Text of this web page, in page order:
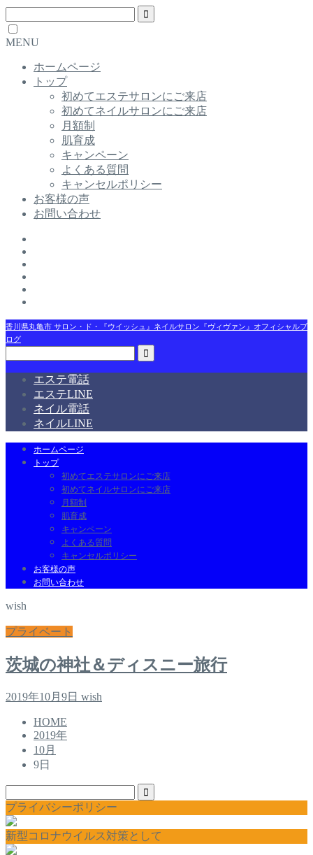
MENU
ホームページ
トップ
初めてエステサロンにご来店
初めてネイルサロンにご来店
月額制
肌育成
キャンペーン
よくある質問
キャンセルポリシー
お客様の声
お問い合わせ
香川県丸亀市 サロン・ド・『ウイッシュ』ネイルサロン『ヴィヴァン』オフィシャルブ
ログ
エステ電話
エステLINE
ネイル電話
ネイルLINE
ホームページ
トップ
初めてエステサロンにご来店
初めてネイルサロンにご来店
月額制
肌育成
キャンペーン
よくある質問
キャンセルポリシー
お客様の声
お問い合わせ
wish
プライベート
茨城の神社＆ディスニー旅行
2019年10月9日 wish
HOME
2019年
10月
9日
プライバシーポリシー
新型コロナウイルス対策として